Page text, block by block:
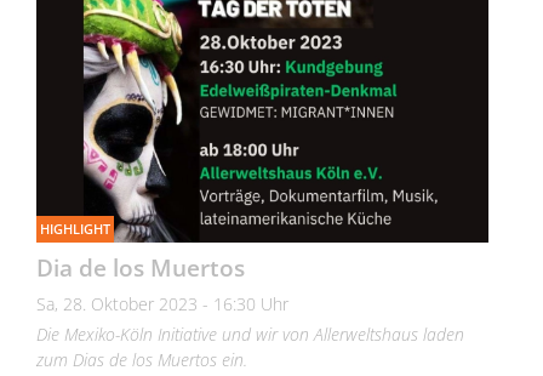
HIGHLIGHT
Dia de los Muertos
Sa, 28. Oktober 2023 - 16:30 Uhr
Die Mexiko-Köln Initiative und wir von Allerweltshaus laden
zum Dias de los Muertos ein.